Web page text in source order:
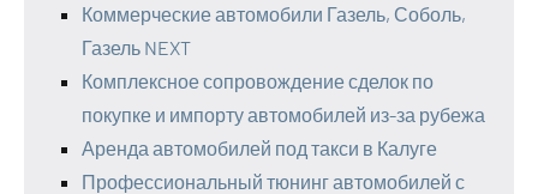
Коммерческие автомобили Газель, Соболь,
Газель NEXT
Комплексное сопровождение сделок по
покупке и импорту автомобилей из-за рубежа
Аренда автомобилей под такси в Калуге
Профессиональный тюнинг автомобилей с